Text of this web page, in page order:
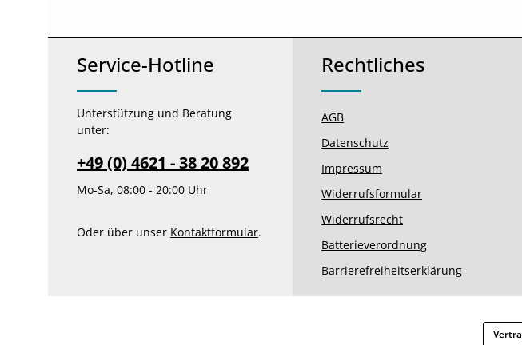
Service-Hotline
Unterstützung und Beratung
unter:
+49 (0) 4621 - 38 20 892
Mo-Sa, 08:00 - 20:00 Uhr
Oder über unser Kontaktformular.
Rechtliches
AGB
Datenschutz
Impressum
Widerrufsformular
Widerrufsrecht
Batterieverordnung
Barrierefreiheitserklärung